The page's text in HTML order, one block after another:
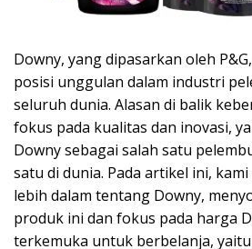
Downy, yang dipasarkan oleh
posisi unggulan dalam industri
seluruh dunia. Alasan di balik
fokus pada kualitas dan inovasi,
Downy sebagai salah satu
satu di dunia. Pada artikel ini,
lebih dalam tentang Downy,
produk ini dan fokus pada harga
terkemuka untuk berbelanja,